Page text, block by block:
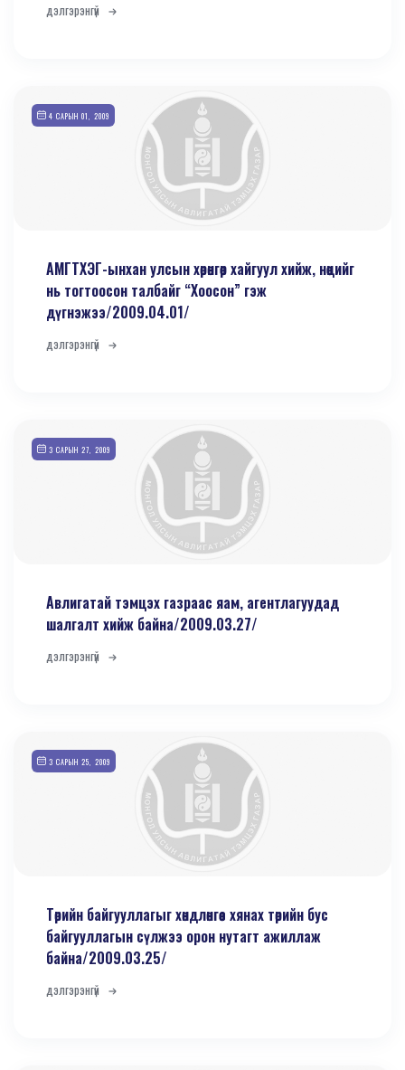
дэлгэрэнгүй
4 САРЫН 01, 2009
АМГТХЭГ-ынхан улсын хөрөнгөөр хайгуул хийж, нөөцийг
нь тогтоосон талбайг “Хоосон” гэж
дүгнэжээ/2009.04.01/
дэлгэрэнгүй
3 САРЫН 27, 2009
Авлигатай тэмцэх газраас яам, агентлагуудад
шалгалт хийж байна/2009.03.27/
дэлгэрэнгүй
3 САРЫН 25, 2009
Төрийн байгууллагыг хөндлөнгөөс хянах төрийн бус
байгууллагын сүлжээ орон нутагт ажиллаж
байна/2009.03.25/
дэлгэрэнгүй